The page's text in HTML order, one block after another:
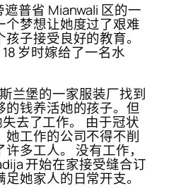
普省 Mianwali 区的一
个梦想让她度过了艰难
子接受良好的教育。
岁时嫁给了一名水
兰堡的一家服装厂找到
的钱养活她的孩子。但
去了工作。 由于冠状
工作的公司不得不削
多工人。 没有工作，
开始在家接受缝合订
她家人的日常开支。